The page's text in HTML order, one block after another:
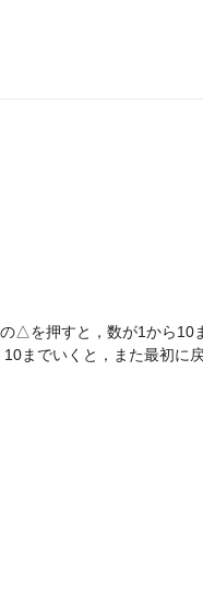
△を押すと，数が1から10
までいくと，また最初に